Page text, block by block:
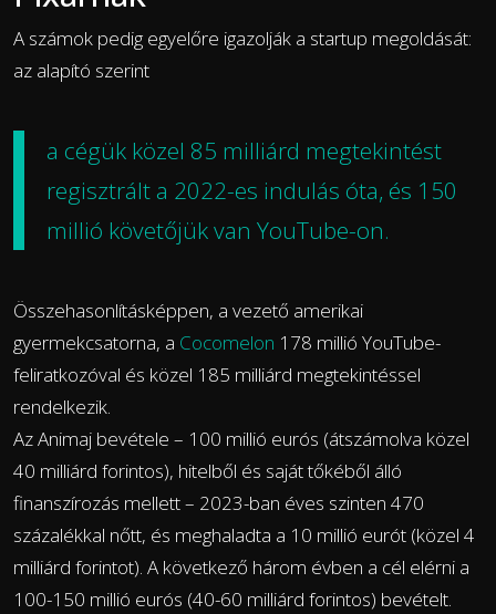
A számok pedig egyelőre igazolják a startup megoldását:
az alapító szerint
a cégük közel 85 milliárd megtekintést
regisztrált a 2022-es indulás óta, és 150
millió követőjük van YouTube-on.
Összehasonlításképpen, a vezető amerikai
gyermekcsatorna, a Cocomelon 178 millió YouTube-
feliratkozóval és közel 185 milliárd megtekintéssel
rendelkezik.
Az Animaj bevétele – 100 millió eurós (átszámolva közel
40 milliárd forintos), hitelből és saját tőkéből álló
finanszírozás mellett – 2023-ban éves szinten 470
százalékkal nőtt, és meghaladta a 10 millió eurót (közel 4
milliárd forintot). A következő három évben a cél elérni a
100-150 millió eurós (40-60 milliárd forintos) bevételt.